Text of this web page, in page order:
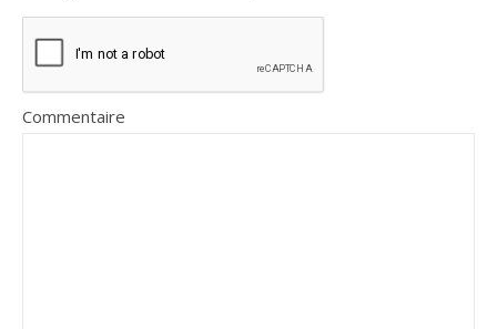
Commentaire